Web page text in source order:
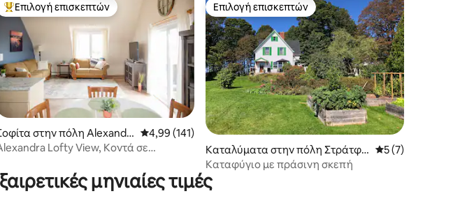
4,93 στα 5, 108 κριτικές
Κορυφαία επιλογή επισκεπτών
Επιλογή επισκεπτών
στην πόλη Alexandr
Μέση βαθμολογία: 4,99 στα 5, 141 κριτικές
4,99 (141)
Lofty View, Κοντά σε
Επιλογή επισκεπτών
Επιλογή επισκεπτών
Καταλύματα στην πόλη Στράτφο
ρντ
Μέση
5 (7)
Καταφύγιο με πράσινη σκεπή
μηνιαίες τιμές